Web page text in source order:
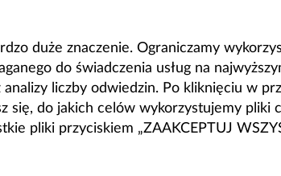
duże znaczenie. Ograniczamy
do świadczenia usług na
liczby odwiedzin. Po kliknięciu w
się, do jakich celów wykorzystujemy pliki
pliki przyciskiem „ZAAKCEPTUJ